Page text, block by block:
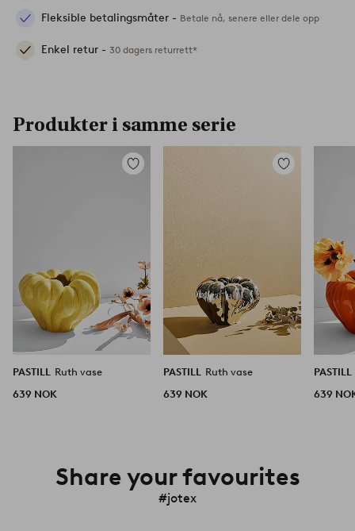
Fleksible betalingsmåter - Betale nå, senere eller dele opp
Enkel retur - 30 dagers returrett*
Produkter i samme serie
Legg
PASTILL
Ruth vase
639 NOK
Legg
PASTILL
Ruth vase
639 NOK
PASTILL
639
Share your favourites
#jotex